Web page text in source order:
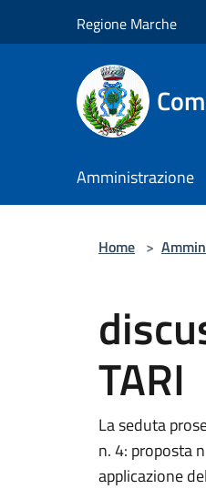
Regione Marche
Amministrazione
Home >
TARI
La seduta
n. 4: proposta
applicazione